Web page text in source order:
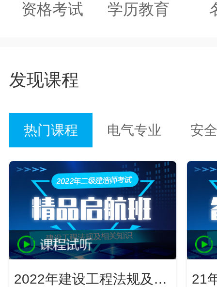
资格考试 学历教育
发现课程
热门课程 电气专业 安
2022年建设工程法规及相关知识 21